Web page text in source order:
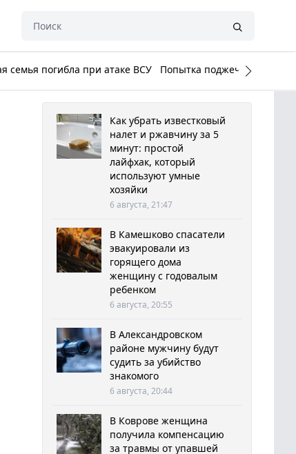
семья погибла при атаке ВСУ Попытка поджечь Белый
Как убрать известковый
налет и ржавчину за 5
минут: простой
лайфхак, который
используют умные
хозяйки
6 августа, 21:47
В Камешково спасатели
эвакуировали из
горящего дома
женщину с годовалым
ребенком
6 августа, 20:55
В Александровском
районе мужчину будут
судить за убийство
знакомого
6 августа, 20:44
В Коврове женщина
получила компенсацию
за травмы от упавшей